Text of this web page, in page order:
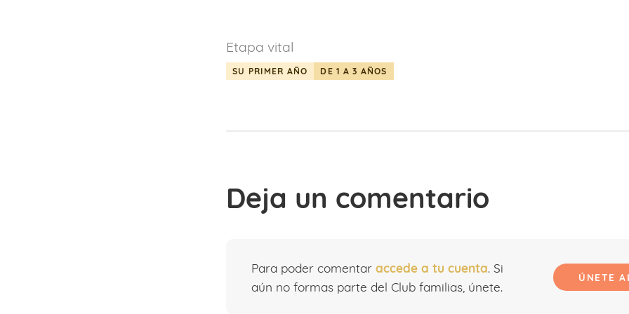
Etapa vital
SU PRIMER AÑO DE 1 A 3 AÑOS
Deja un comentario
Para poder comentaraccede a tu cuenta. Si
aún no formas parte del Club familias, únete.
ÚNETE